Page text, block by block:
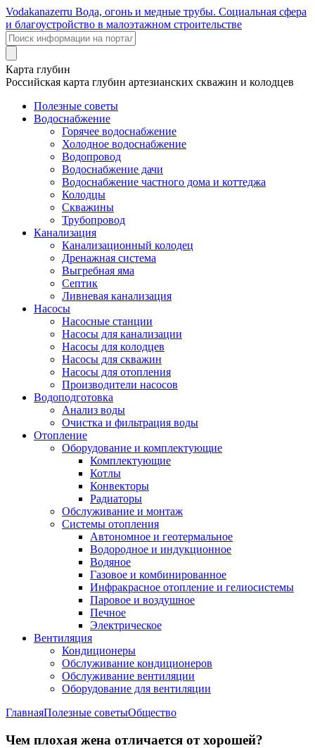
Vodakanazerru Вода, огонь и медные трубы. Социальная сфера
и благоустройство в малоэтажном строительстве
Карта глубин
Российская карта глубин артезианских скважин и колодцев
Полезные советы
Водоснабжение
Горячее водоснабжение
Холодное водоснабжение
Водопровод
Водоснабжение дачи
Водоснабжение частного дома и коттеджа
Колодцы
Скважины
Трубопровод
Канализация
Канализационный колодец
Дренажная система
Выгребная яма
Септик
Ливневая канализация
Насосы
Насосные станции
Насосы для канализации
Насосы для колодцев
Насосы для скважин
Насосы для отопления
Производители насосов
Водоподготовка
Анализ воды
Очистка и фильтрация воды
Отопление
Оборудование и комплектующие
Комплектующие
Котлы
Конвекторы
Радиаторы
Обслуживание и монтаж
Системы отопления
Автономное и геотермальное
Водородное и индукционное
Водяное
Газовое и комбинированное
Инфракрасное отопление и гелиосистемы
Паровое и воздушное
Печное
Электрическое
Вентиляция
Кондиционеры
Обслуживание кондиционеров
Обслуживание вентиляции
Оборудование для вентиляции
ГлавнаяПолезные советыОбщество
Чем плохая жена отличается от хорошей?